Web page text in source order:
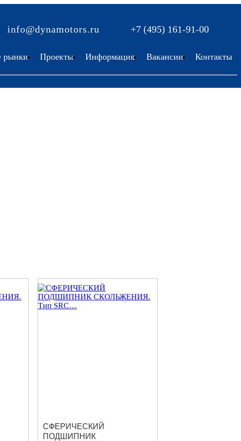
+7 (495) 161-91-00
info@dynamotors.ru
рынки Проекты Информация Вакансии Контакты
СФЕРИЧЕСКИЙ
ПОДШИПНИК